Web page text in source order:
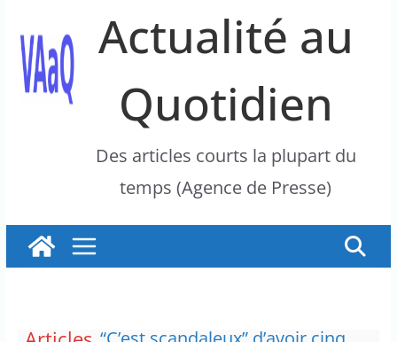
Actualité au
Quotidien
Des articles courts la plupart du
temps (Agence de Presse)